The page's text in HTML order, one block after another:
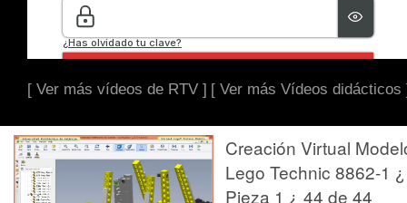
[ Ver más vídeos de RTV ] [ Ver más Vídeos didácticos
Creación Virtual
Lego Technic 8862-1 ¿
Pieza 1 ¿ 44 de 44